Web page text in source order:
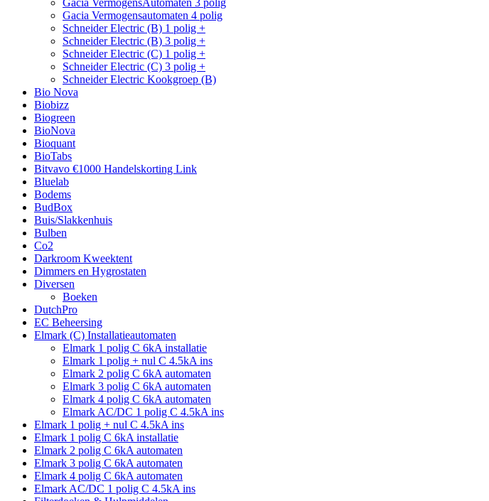
Gacia VermogensAutomaten 3 polig
Gacia Vermogensautomaten 4 polig
Schneider Electric (B) 1 polig +
Schneider Electric (B) 3 polig +
Schneider Electric (C) 1 polig +
Schneider Electric (C) 3 polig +
Schneider Electric Kookgroep (B)
Bio Nova
Biobizz
Biogreen
BioNova
Bioquant
BioTabs
Bitvavo €1000 Handelskorting Link
Bluelab
Bodems
BudBox
Buis/Slakkenhuis
Bulben
Co2
Darkroom Kweektent
Dimmers en Hygrostaten
Diversen
Boeken
DutchPro
EC Beheersing
Elmark (C) Installatieautomaten
Elmark 1 polig C 6kA installatie
Elmark 1 polig + nul C 4.5kA ins
Elmark 2 polig C 6kA automaten
Elmark 3 polig C 6kA automaten
Elmark 4 polig C 6kA automaten
Elmark AC/DC 1 polig C 4.5kA ins
Elmark 1 polig + nul C 4.5kA ins
Elmark 1 polig C 6kA installatie
Elmark 2 polig C 6kA automaten
Elmark 3 polig C 6kA automaten
Elmark 4 polig C 6kA automaten
Elmark AC/DC 1 polig C 4.5kA ins